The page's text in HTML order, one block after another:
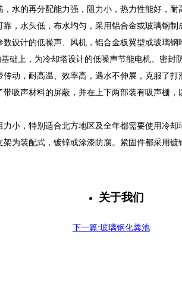
水的再分配能力强，阻力小，热力性能好，耐
，水头低，布水均匀，采用铝合金或玻璃钢
设计的低噪声、风机，铝合金板翼型或玻璃钢
础上，为冷却塔设计的低噪声节能电机、密封
动，耐高温、效率高，遇水不伸展，克服了打
带吸声材料的屏蔽，并在上下两部装有吸声栅
小，特别适合北方地区及全年都需要使用冷却
为装配式，镀锌或涂漆防腐。紧固件都采用镀
下一篇:玻璃钢化粪池
关于我们